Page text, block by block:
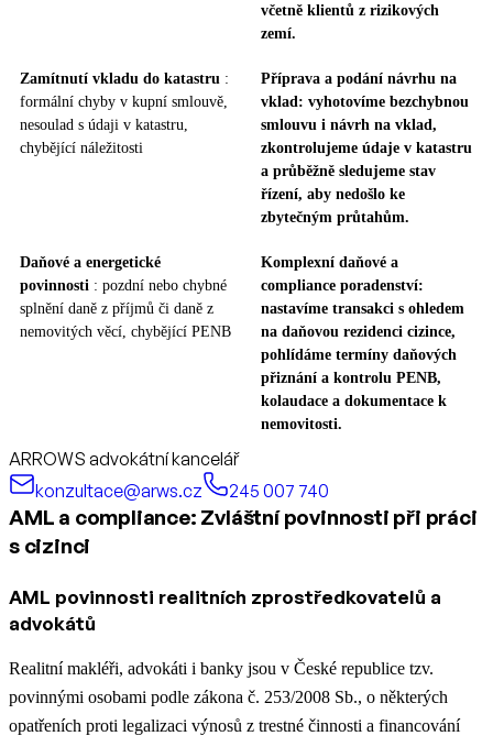
včetně klientů z rizikových
zemí.
Zamítnutí vkladu do katastru :
formální chyby v kupní smlouvě,
nesoulad s údaji v katastru,
chybějící náležitosti
Příprava a podání návrhu na
vklad: vyhotovíme bezchybnou
smlouvu i návrh na vklad,
zkontrolujeme údaje v katastru
a průběžně sledujeme stav
řízení, aby nedošlo ke
zbytečným průtahům.
Daňové a energetické
povinnosti : pozdní nebo chybné
splnění daně z příjmů či daně z
nemovitých věcí, chybějící PENB
Komplexní daňové a
compliance poradenství:
nastavíme transakci s ohledem
na daňovou rezidenci cizince,
pohlídáme termíny daňových
přiznání a kontrolu PENB,
kolaudace a dokumentace k
nemovitosti.
ARROWS advokátní kancelář
konzultace@arws.cz
245 007 740
AML a compliance: Zvláštní povinnosti při práci
s cizinci
AML povinnosti realitních zprostředkovatelů a
advokátů
Realitní makléři, advokáti i banky jsou v České republice tzv.
povinnými osobami podle zákona č. 253/2008 Sb., o některých
opatřeních proti legalizaci výnosů z trestné činnosti a financování